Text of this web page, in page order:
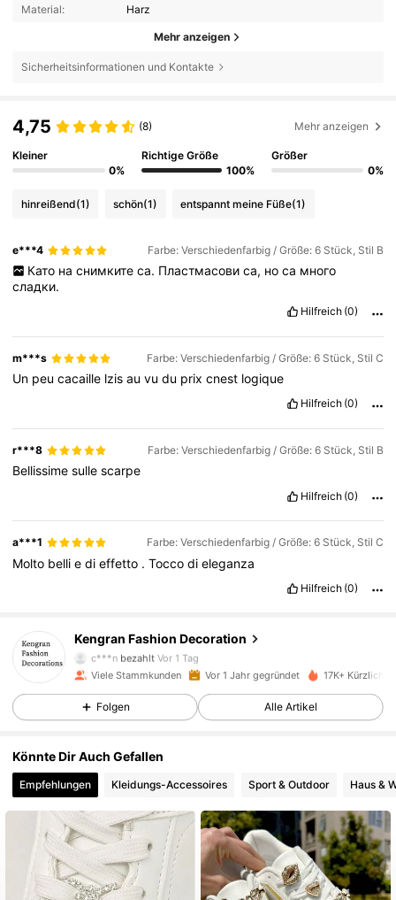
Material: Harz
Mehr anzeigen
Sicherheitsinformationen und Kontakte
4,75 (8) Mehr anzeigen
Kleiner
0%
Richtige Größe
100%
Größer
0%
hinreißend(1) schön(1) entspannt meine Füße(1)
e***4 Farbe: Verschiedenfarbig / Größe: 6 Stück, Stil B
Като на снимките са. Пластмасови са, но са много
сладки.
Hilfreich (0)
m***s Farbe: Verschiedenfarbig / Größe: 6 Stück, Stil C
Un peucacaille lzisauvudu prixcnest logique
Hilfreich (0)
r***8 Farbe: Verschiedenfarbig / Größe: 6 Stück, Stil B
Bellissimesullescarpe
Hilfreich (0)
a***1 Farbe: Verschiedenfarbig / Größe: 6 Stück, Stil C
Molto belliedieffetto .Toccodieleganza
Hilfreich (0)
Kengran Fashion Decoration
4,88
117 Follower
c***nbezahlt Vor 1 Tag
4,88
4,88 117 Follower
117 Follower
4,88 117 Follower
Viele Stammkunden Vor 1 Jahr gegründet 17K+ Kürzlich
Folgen Alle Artikel
Könnte Dir Auch Gefallen
Empfehlungen Kleidungs-Accessoires Sport & Outdoor Haus &